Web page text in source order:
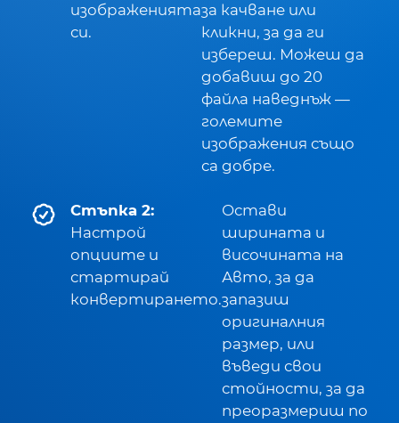
изображенията
си.
за качване или
кликни, за да ги
избереш. Можеш да
добавиш до 20
файла наведнъж —
големите
изображения също
са добре.
Стъпка 2:
Настрой
опциите и
стартирай
конвертирането.
Остави
ширината и
височината на
Авто, за да
запазиш
оригиналния
размер, или
въведи свои
стойности, за да
преоразмериш по